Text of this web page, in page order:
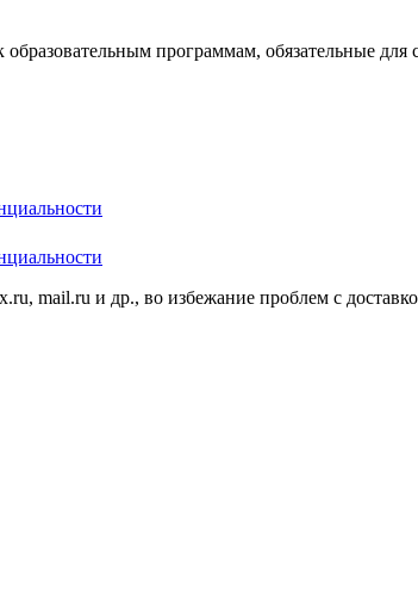
программам, обязательные для
mail.ru и др., во избежание проблем с